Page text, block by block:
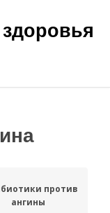
против
ангины